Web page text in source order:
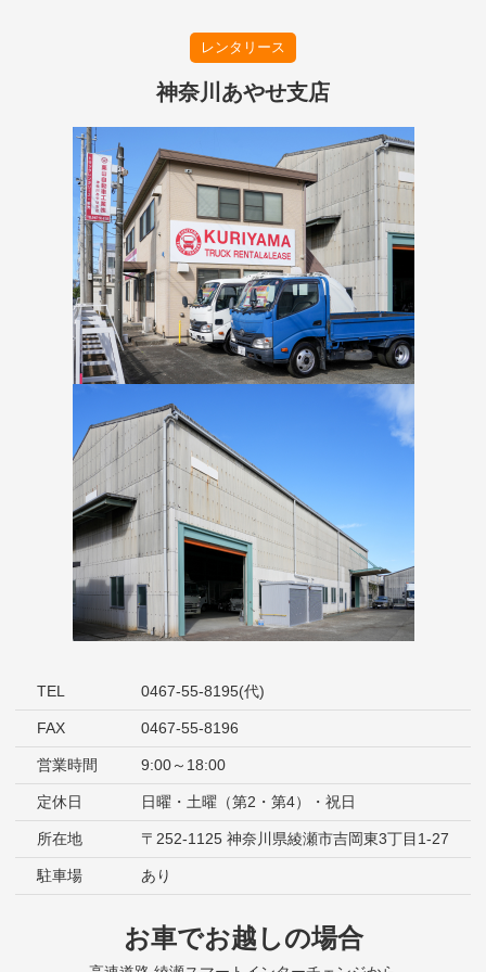
レンタリース
神奈川あやせ支店
TEL 0467-55-8195(代)
FAX 0467-55-8196
営業時間 9:00～18:00
定休日 日曜・土曜（第2・第4）・祝日
所在地 〒252-1125 神奈川県綾瀬市吉岡東3丁目1-27
駐車場 あり
お車でお越しの場合